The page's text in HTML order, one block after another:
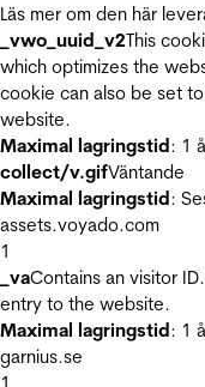
Läs mer om den här
_vwo_uuid_v2This
which optimizes the
cookie can also be set
website.
Maximal lagringstid: 1
collect/v.gifVäntande
Maximal lagringstid:
assets.voyado.com
1
_vaContains an visitor
entry to the website.
Maximal lagringstid: 1
garnius.se